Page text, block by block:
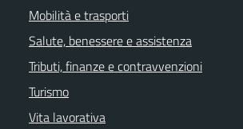
Mobilità e trasporti
Salute, benessere e assistenza
Tributi, finanze e contravvenzioni
Turismo
Vita lavorativa